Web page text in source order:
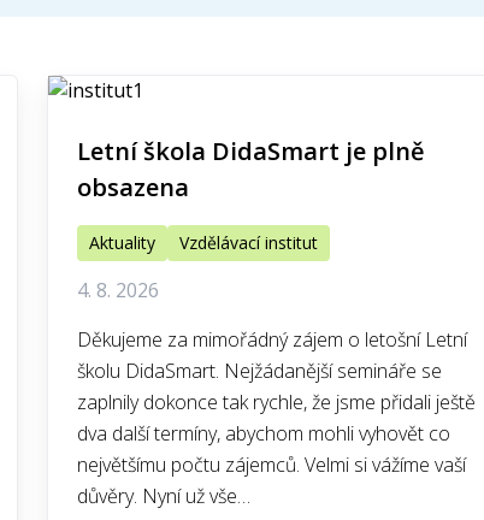
Letní škola DidaSmart je plně
obsazena
Aktuality Vzdělávací institut
4. 8. 2026
Děkujeme za mimořádný zájem o letošní Letní
školu DidaSmart. Nejžádanější semináře se
zaplnily dokonce tak rychle, že jsme přidali ještě
dva další termíny, abychom mohli vyhovět co
největšímu počtu zájemců. Velmi si vážíme vaší
důvěry. Nyní už vše…